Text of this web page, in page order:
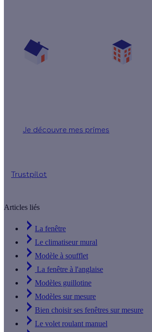
Je découvre mes primes
Trustpilot
Articles liés
La fenêtre
Le climatiseur mural
Modèle à soufflet
La fenêtre à l'anglaise
Modèles guillotine
Modèles sur mesure
Bien choisir ses fenêtres sur mesure
Le volet roulant manuel